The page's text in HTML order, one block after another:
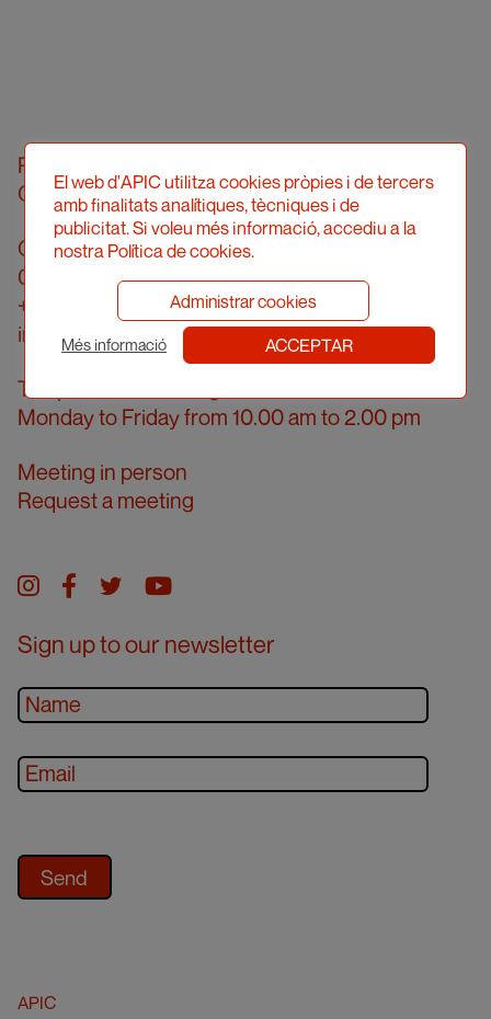
Professional Illustrators’ Association of
Catalonia (hereinafter, APIC)
Carrer Londres, 96, pral. 2a
08036 Barcelona
+34 934 161 474
info@apic.cat
Telephone answering hours
Monday to Friday from 10.00 am to 2.00 pm
Meeting in person
Request a meeting
Instagram
facebook
twitteryoutube
Sign up to our newsletter
APIC
El web d'APIC utilitza cookies pròpies i de tercers
amb finalitats analítiques, tècniques i de
publicitat. Si voleu més informació, accediu a la
nostra Política de cookies.
Administrar cookies
Més informació ACCEPTAR